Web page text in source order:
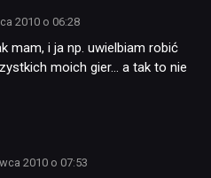
2010 o 06:28
mam, i ja np. uwielbiam robić
moich gier… a tak to nie
2010 o 07:53